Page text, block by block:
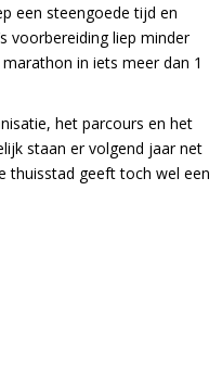
een steengoede tijd en
voorbereiding liep minder
in iets meer dan 1
het parcours en het
staan er volgend jaar net
thuisstad geeft toch wel een